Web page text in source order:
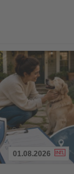
01.08.2026